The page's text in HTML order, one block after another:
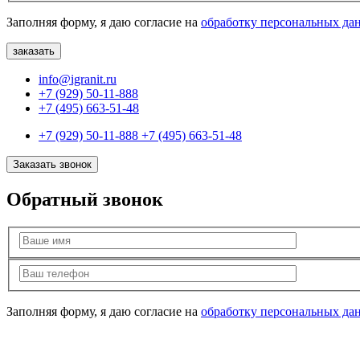
Заполняя форму, я даю согласие на обработку персональных
info@igranit.ru
+7 (929) 50-11-888
+7 (495) 663-51-48
+7 (929) 50-11-888 +7 (495) 663-51-48
Заказать звонок
Обратный звонок
Заполняя форму, я даю согласие на обработку персональных